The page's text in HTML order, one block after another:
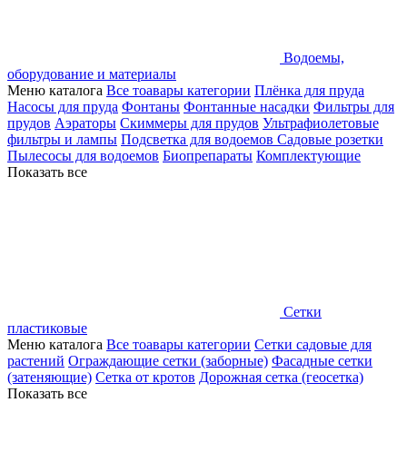
Водоемы,
оборудование и материалы
Меню каталога Все тоавары категории Плёнка для пруда
Насосы для пруда Фонтаны Фонтанные насадки Фильтры для
прудов Аэраторы Скиммеры для прудов Ультрафиолетовые
фильтры и лампы Подсветка для водоемов Садовые розетки
Пылесосы для водоемов Биопрепараты Комплектующие
Показать все
Сетки
пластиковые
Меню каталога Все тоавары категории Сетки садовые для
растений Ограждающие сетки (заборные) Фасадные сетки
(затеняющие) Сетка от кротов Дорожная сетка (геосетка)
Показать все